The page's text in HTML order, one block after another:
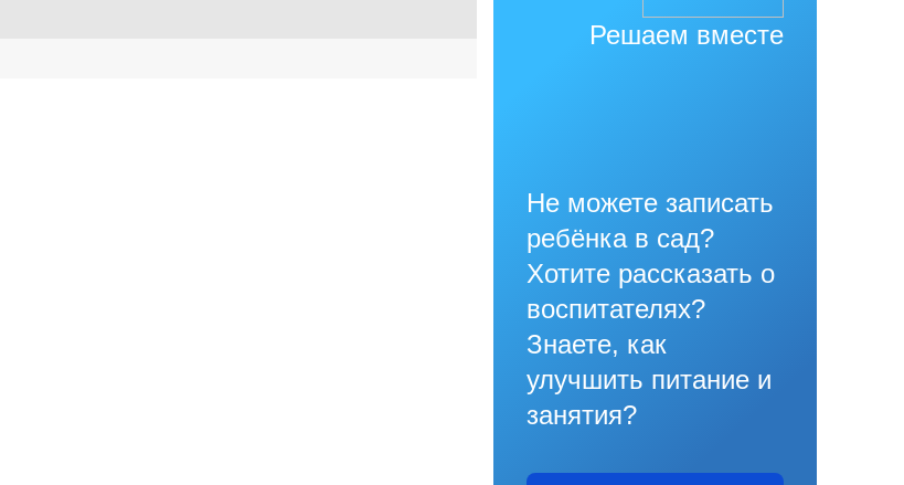
Решаем вместе
Не можете записать
ребёнка в сад?
Хотите рассказать о
воспитателях?
Знаете, как
улучшить питание и
занятия?